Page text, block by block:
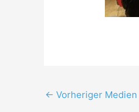
← Vorheriger Medien